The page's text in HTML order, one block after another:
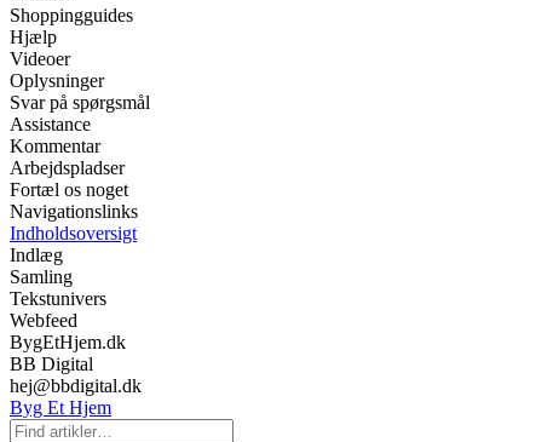
Shoppingguides
Hjælp
Videoer
Oplysninger
Svar på spørgsmål
Assistance
Kommentar
Arbejdspladser
Fortæl os noget
Navigationslinks
Indholdsoversigt
Indlæg
Samling
Tekstunivers
Webfeed
BygEtHjem.dk
BB Digital
hej@bbdigital.dk
Byg Et Hjem